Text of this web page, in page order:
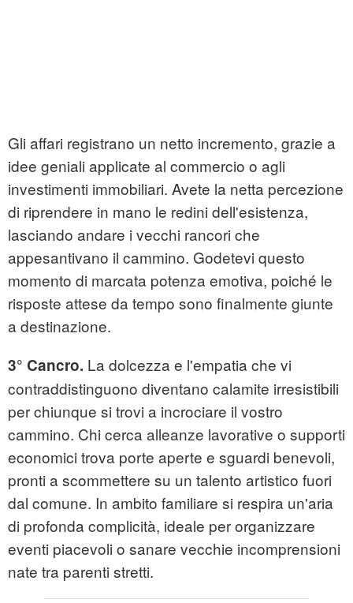
Gli affari registrano un netto incremento, grazie a
idee geniali applicate al commercio o agli
investimenti immobiliari. Avete la netta percezione
di riprendere in mano le redini dell'esistenza,
lasciando andare i vecchi rancori che
appesantivano il cammino. Godetevi questo
momento di marcata potenza emotiva, poiché le
risposte attese da tempo sono finalmente giunte
a destinazione.
3° Cancro. La dolcezza e l'empatia che vi
contraddistinguono diventano calamite irresistibili
per chiunque si trovi a incrociare il vostro
cammino. Chi cerca alleanze lavorative o supporti
economici trova porte aperte e sguardi benevoli,
pronti a scommettere su un talento artistico fuori
dal comune. In ambito familiare si respira un'aria
di profonda complicità, ideale per organizzare
eventi piacevoli o sanare vecchie incomprensioni
nate tra parenti stretti.